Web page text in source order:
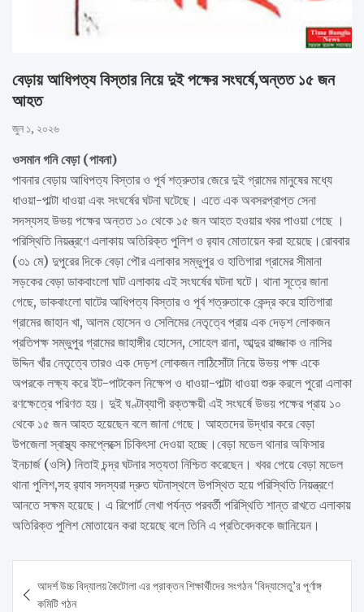
বেড়ায় আধিপত্য বিস্তার নিয়ে দুই পক্ষের সংঘর্ষে,অন্তত ১৫ জন
আহত
জুন ১, ২০২৬
ওসমান গনি বেড়া (পাবনা)
পাবনার বেড়ায় আধিপত্য বিস্তার ও পূর্ব শত্রুতার জেরে দুই গ্রামের মানুষের মধ্যে
ধাওয়া-পাল্টা ধাওয়া এবং সংঘর্ষের ঘটনা ঘটেছে। এতে এক অবসরপ্রাপ্ত সেনা
সদস্যসহ উভয় পক্ষের অন্তত ১০ থেকে ১৫ জন আহত হওয়ার খবর পাওয়া গেছে ।
পরিস্থিতি নিয়ন্ত্রণে এলাকায় অতিরিক্ত পুলিশ ও র‌্যাব মোতায়েন করা হয়েছে।​রোববার
(৩১ মে) দুপুরের দিকে বেড়া পৌর এলাকার সম্ভুপুর ও হাতিগারা গ্রামের সীমানা
সড়কের বেড়া ডাকবাংলো ঘাট এলাকায় এই সংঘর্ষের ঘটনা ঘটে। থানা সূত্রে জানা
গেছে, ডাকবাংলো ঘাটের আধিপত্য বিস্তার ও পূর্ব শত্রুতাকে কেন্দ্র করে হাতিগারা
গ্রামের জাহান খা, আলম হোসেন ও সেলিমের নেতৃত্বে প্রায় এক দেড়শ লোকজন
প্রতিপক্ষ সম্ভুপুর গ্রামের জাহাঙ্গীর হোসেন, সোহেল রানা, আব্দুর রাজ্জাক ও নাসির
উদ্দিন খাঁর নেতৃত্বে তারও এক দেড়শ লোকজন লাঠিসোঁটা নিয়ে উভয় পক্ষ একে
অপরকে লক্ষ্য করে ইট-পাটকেল নিক্ষেপ ও ধাওয়া-পাল্টা ধাওয়া শুরু করলে পুরো এলাকা
রণক্ষেত্রে পরিণত হয়। দুই ​ঘণ্টাব্যাপী রক্তক্ষয়ী এই সংঘর্ষে উভয় পক্ষের প্রায় ১০
থেকে ১৫ জন আহত হয়েছেন বলে জানা গেছে। আহতদের উদ্ধার করে বেড়া
উপজেলা স্বাস্থ্য কমপ্লেক্সে চিকিৎসা দেওয়া হচ্ছে।বেড়া মডেল থানার অফিসার
ইনচার্জ (ওসি) নিতাই চন্দ্র ঘটনার সত্যতা নিশ্চিত করেছেন। খবর পেয়ে বেড়া মডেল
থানা পুলিশ,সহ র‌্যাব সদস্যরা দ্রুত ঘটনাস্থলে উপস্থিত হয়ে পরিস্থিতি নিয়ন্ত্রণে
আনতে সক্ষম হয়েছে। এ রিপোর্ট লেখা পর্যন্ত পরবর্তী পরিস্থিতি শান্ত রাখতে এলাকায়
অতিরিক্ত পুলিশ মোতায়েন করা হয়েছে বলে তিনি এ প্রতিবেদককে জানিয়েন।
navigation
আদর্শ উচ্চ বিদ্যালয় কৈটোলা এর প্রাক্তন শিক্ষার্থীদের সংগঠন ‘বিদ্যাসেতু’র পূর্ণাঙ্গ
কমিটি গঠন